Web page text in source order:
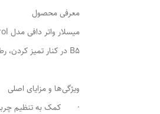
معرفی محصول
B5 در کنار تمیز کردن، رطوبت و تازگی پوست را حفظ می کند و حس خشکی ایجاد نمی شود. روغن درخت چای و زینک PCA به تنظیم چربی و کاهش نمای جوش های سرسیاه و سرسفید کمک می کند.
ویژگی‌ها و مزایای اصلی
· کمک به تنظیم